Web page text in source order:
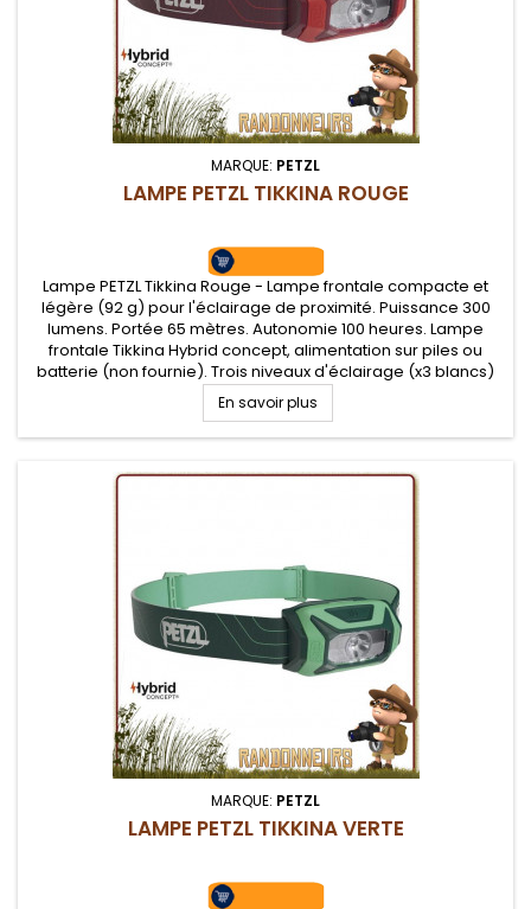
MARQUE: PETZL
LAMPE PETZL TIKKINA ROUGE
Lampe PETZL Tikkina Rouge - Lampe frontale compacte et
légère (92 g) pour l'éclairage de proximité. Puissance 300
lumens. Portée 65 mètres. Autonomie 100 heures. Lampe
frontale Tikkina Hybrid concept, alimentation sur piles ou
batterie (non fournie). Trois niveaux d'éclairage (x3 blancs)
En savoir plus
MARQUE: PETZL
LAMPE PETZL TIKKINA VERTE